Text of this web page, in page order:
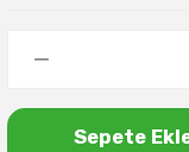
Sepete